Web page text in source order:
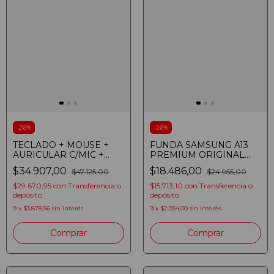
-26%
TECLADO + MOUSE +
AURICULAR C/MIC +
PAD NOGA NKB-407
GAMER RGB NEGRO
$34.907,00 $47.125,00
$29.670,95 con Transferencia o
depósito
9 x $3.878,56 sin interés
-26%
FUNDA SAMSUNG A13
PREMIUM ORIGINAL
CARD SLOT COVER
ROSA
$18.486,00 $24.955,00
$15.713,10 con Transferencia o
depósito
9 x $2.054,00 sin interés